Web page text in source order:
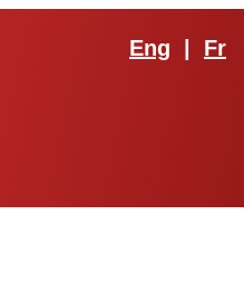
Eng Fr